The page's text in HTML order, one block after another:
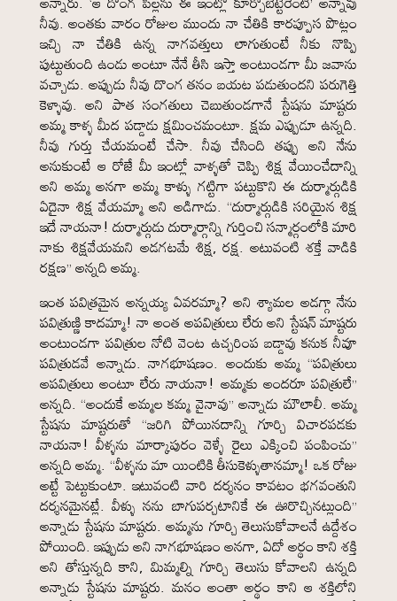
నీవు. అంతకు వారం రోజుల ముందు నా చేతికి కారప్పూస పొట్లం
ఇచ్చి నా చేతికి ఉన్న నాగవత్తులు లాగుతుంటే నీకు నొప్పి
పుట్టుతుంది ఉండు అంటూ నేనే తీసి ఇస్తా అంటుండగా మీ జవాను
వచ్చాడు. అప్పుడు నీవు దొంగ తనం బయట పడుతుందని పరుగెత్తి
కెళ్ళావు. అని పాత సంగతులు చెబుతుండగానే స్టేషను మాష్టరు
అమ్మ కాళ్ళ మీద పడ్డాడు క్షమించమంటూ. క్షమ ఎప్పుడూ ఉన్నది.
నీవు గుర్తు చేయమంటే చేసా. నీవు చేసింది తప్పు అని నేను
అనుకుంటే ఆ రోజే మీ ఇంట్లో వాళ్ళతో చెప్పి శిక్ష వేయించేదాన్ని
అని అమ్మ అనగా అమ్మ కాళ్ళు గట్టిగా పట్టుకొని ఈ దుర్మార్గుడికి
ఏదైనా శిక్ష వేయమ్మా అని అడిగాడు. “దుర్మార్గుడికి సరియైన శిక్ష
ఇదే నాయనా! దుర్మార్గుడు దుర్మార్గాన్ని గుర్తించి సన్మార్గంలోకి మారి
నాకు శిక్షవేయమని అడగటమే శిక్ష, రక్ష. అటువంటి శక్తే వాడికి
రక్షణ” అన్నది అమ్మ.
ఇంత పవిత్రమైన అన్నయ్య ఏవరమ్మా? అని శ్యామల అడగ్గా నేను
పవిత్రుణ్ణి కాదమ్మా! నా అంత అపవిత్రులు లేరు అని స్టేషన్ మాష్టరు
అంటుండగా పవిత్రుల నోటి వెంట ఉచ్చరింప బడ్డావు కనుక నీవూ
పవిత్రుడవే అన్నాడు. నాగభూషణం. అందుకు అమ్మ “పవిత్రులు
అపవిత్రులు అంటూ లేరు నాయనా! అమ్మకు అందరూ పవిత్రులే”
అన్నది. “అందుకే అమ్మల కమ్మ వైనావు” అన్నాడు మౌలాలీ. అమ్మ
స్టేషను మాష్టరుతో “జరిగి పోయినదాన్ని గూర్చి విచారపడకు
నాయనా! వీళ్ళను మార్కాపురం వెళ్ళే రైలు ఎక్కించి పంపించు”
అన్నది అమ్మ. “వీళ్ళను మా యింటికి తీసుకెళ్ళుతానమ్మా! ఒక రోజు
అట్టే పెట్టుకుంటా. ఇటువంటి వారి దర్శనం కావటం భగవంతుని
దర్శనమైనట్లే. వీళ్ళు నను బాగుపర్చటానికే ఈ ఊరొచ్చినట్లుంది”
అన్నాడు స్టేషను మాష్టరు. అమ్మను గూర్చి తెలుసుకోవాలనే ఉద్దేశం
పోయింది. ఇప్పుడు అని నాగభూషణం అనగా, ఏదో అర్థం కాని శక్తి
అని తోస్తున్నది కాని, మిమ్మల్ని గూర్చి తెలుసు కోవాలని ఉన్నది
అన్నాడు స్టేషను మాష్టరు. మనం అంతా అర్థం కాని ఆ శక్తిలోని